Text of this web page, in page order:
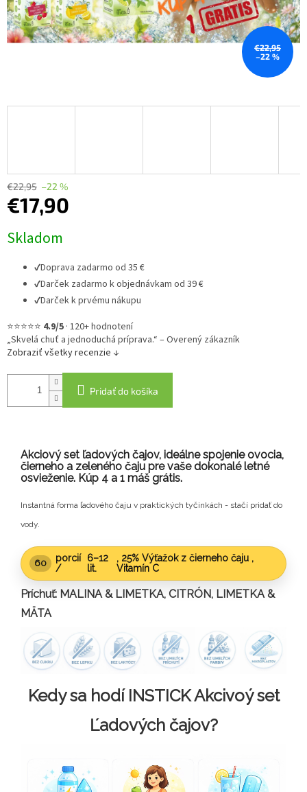
€22,95
–22 %
€22,95 –22 %
€17,90
cena:
Skladom
✔Doprava zadarmo od 35 €
✔Darček zadarmo k objednávkam od 39 €
✔Darček k prvému nákupu
⭐⭐⭐⭐⭐ 4.9/5 · 120+ hodnotení
„Skvelá chuť a jednoduchá príprava.“ – Overený zákazník
Zobraziť všetky recenzie ↓
Pridať do košíka
Akciový set ľadových čajov, ideálne spojenie ovocia,
čierneho a zeleného čaju pre vaše dokonalé letné
osvieženie. Kúp 4 a 1 máš grátis.
Instantná forma ľadového čaju v praktických tyčinkách - stačí pridať do
vody.
60
porcií
/
6–12
lit.
, 25% Výťažok z čierneho čaju ,
Vitamín C
Príchuť: MALINA & LIMETKA, CITRÓN, LIMETKA &
MÄTA
Kedy sa hodí INSTICK Akcivoý set
Ľadových čajov?